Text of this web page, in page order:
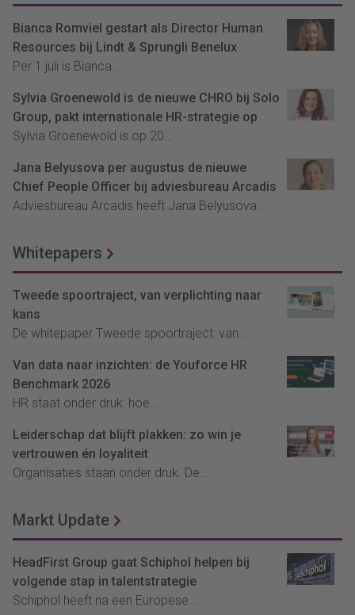
Bianca Romviel gestart als Director Human
Resources bij Lindt & Sprungli Benelux
Per 1 juli is Bianca...
Sylvia Groenewold is de nieuwe CHRO bij Solo
Group, pakt internationale HR-strategie op
Sylvia Groenewold is op 20...
Jana Belyusova per augustus de nieuwe
Chief People Officer bij adviesbureau Arcadis
Adviesbureau Arcadis heeft Jana Belyusova...
Whitepapers
Tweede spoortraject, van verplichting naar
kans
De whitepaper Tweede spoortraject: van...
Van data naar inzichten: de Youforce HR
Benchmark 2026
HR staat onder druk: hoe...
Leiderschap dat blijft plakken: zo win je
vertrouwen én loyaliteit
Organisaties staan onder druk. De...
Markt Update
HeadFirst Group gaat Schiphol helpen bij
volgende stap in talentstrategie
Schiphol heeft na een Europese...